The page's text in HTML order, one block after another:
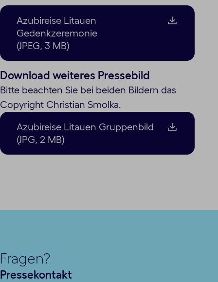
Azubireise Litauen
Gedenkzeremonie
(JPEG, 3 MB)
Download weiteres Pressebild
Bitte beachten Sie bei beiden Bildern das
Copyright Christian Smolka.
Azubireise Litauen Gruppenbild
(JPG, 2 MB)
Fragen?
Pressekontakt